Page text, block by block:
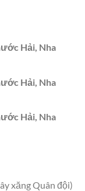
Hải, Nha
Hải, Nha
Hải, Nha
xăng Quân đội)